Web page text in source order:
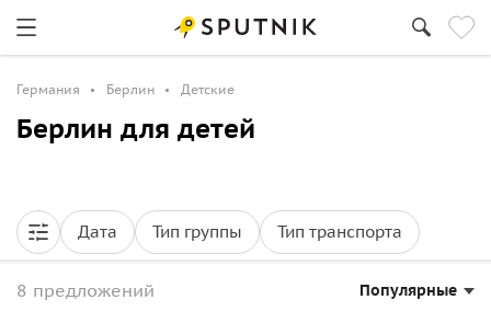
Германия Берлин Детские
Берлин для детей
Дата Тип группы Тип транспорта
8 предложений Популярные